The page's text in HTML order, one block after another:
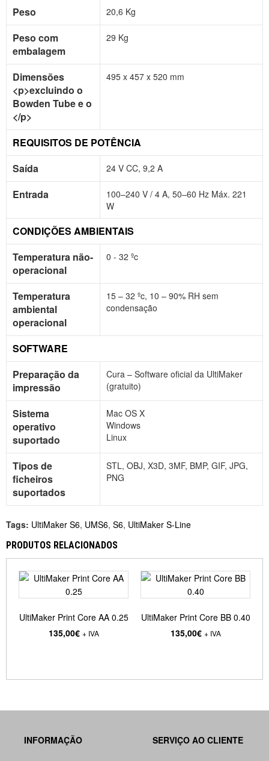
Peso 20,6 Kg
Peso com
embalagem
29 Kg
Dimensões
<p>excluindo o
Bowden Tube e o
</p>
495 x 457 x 520 mm
REQUISITOS DE POTÊNCIA
Saída
24 V CC, 9,2 A
Entrada
100–240 V / 4 A, 50–60 Hz Máx. 221
W
CONDIÇÕES AMBIENTAIS
Temperatura não-
operacional
0 - 32 ºc
Temperatura
ambiental
operacional
15 – 32 ºc, 10 – 90% RH sem
condensação
SOFTWARE
Preparação da
impressão
Cura – Software oficial da UltiMaker
(gratuito)
Sistema
operativo
suportado
Mac OS X
Windows
Linux
Tipos de
ficheiros
suportados
STL, OBJ, X3D, 3MF, BMP, GIF, JPG,
PNG
Tags: UltiMaker S6, UMS6, S6, UltiMaker S-Line
PRODUTOS RELACIONADOS
UltiMaker Print Core AA 0.25
135,00€ + IVA
UltiMaker Print Core BB 0.40
135,00€ + IVA
INFORMAÇÃO
SERVIÇO AO CLIENTE